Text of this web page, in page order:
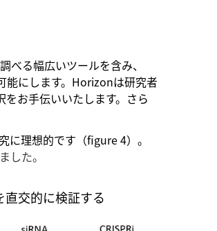
る幅広いツールを含み、
能にします。Horizonは研究者
お手伝いいたします。さら
に理想的です（figure 4）。
した。
直交的に検証する